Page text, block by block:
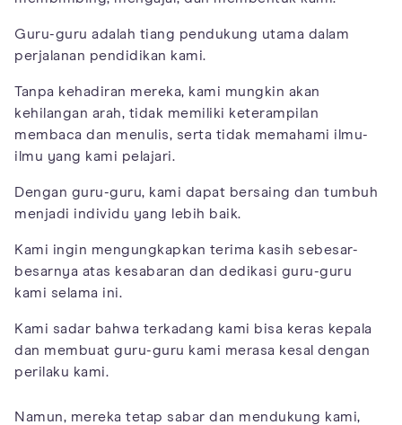
Guru-guru adalah tiang pendukung utama dalam
perjalanan pendidikan kami.
Tanpa kehadiran mereka, kami mungkin akan
kehilangan arah, tidak memiliki keterampilan
membaca dan menulis, serta tidak memahami ilmu-
ilmu yang kami pelajari.
Dengan guru-guru, kami dapat bersaing dan tumbuh
menjadi individu yang lebih baik.
Kami ingin mengungkapkan terima kasih sebesar-
besarnya atas kesabaran dan dedikasi guru-guru
kami selama ini.
Kami sadar bahwa terkadang kami bisa keras kepala
dan membuat guru-guru kami merasa kesal dengan
perilaku kami.
Namun, mereka tetap sabar dan mendukung kami,